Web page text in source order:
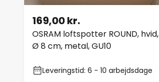
OSRAM loftspotter ROUND, hvid,
Ø 8 cm, metal, GU10
169,00 kr.
Leveringstid: 6 - 10 arbejdsdage